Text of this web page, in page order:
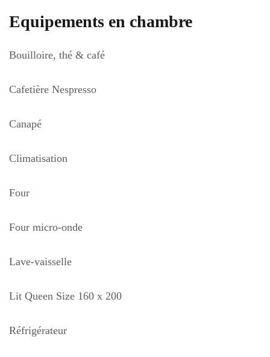
vue magnifique sur la vallée et le Château d’Ansouis
font de cet hébergement lumineux et spacieux (environ
vacances.
Equipements en chambre
Bouilloire, thé & café
Cafetière Nespresso
Canapé
Climatisation
Four
Four micro-onde
Lave-vaisselle
Lit Queen Size 160 x 200
Réfrigérateur